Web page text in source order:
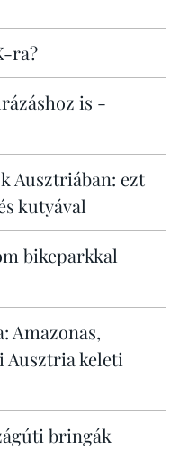
ra?
is -
Ausztriában: ezt
kutyával
bikeparkkal
Amazonas,
Ausztria keleti
bringák